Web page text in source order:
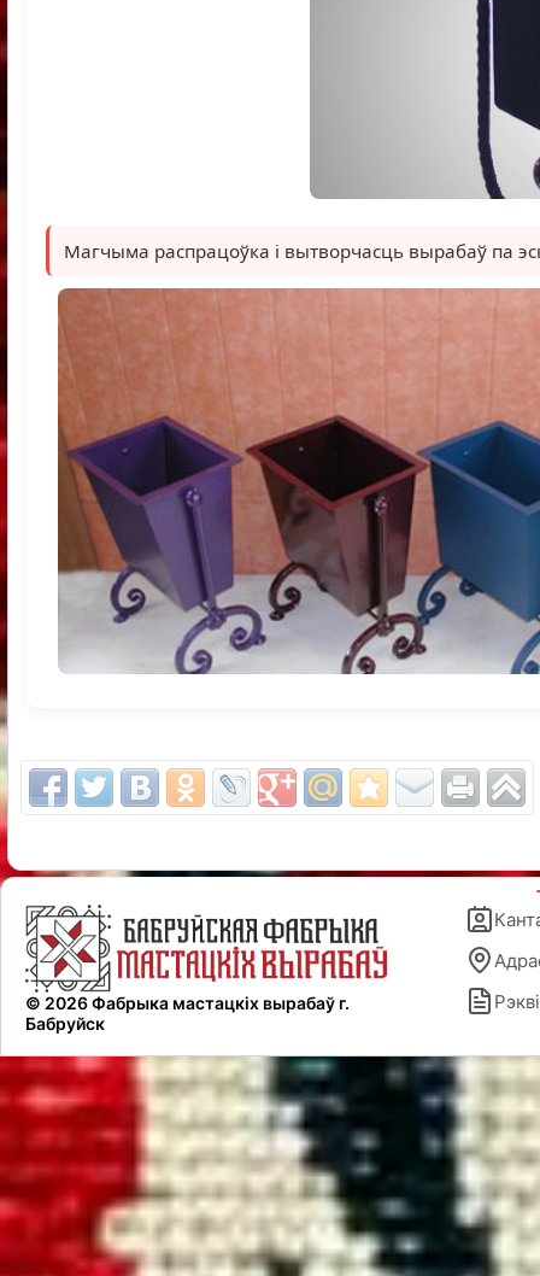
Магчыма распрацоўка і вытворчасць вырабаў па
© 2026 Фабрыка мастацкіх вырабаў г.
Бабруйск